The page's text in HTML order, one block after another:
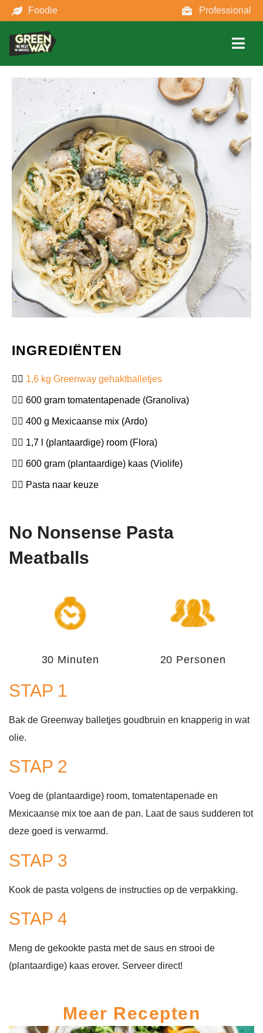
Foodie Professional
INGREDIËNTEN
1,6 kg Greenway gehaktballetjes
600 gram tomatentapenade (Granoliva)
400 g Mexicaanse mix (Ardo)
1,7 l (plantaardige) room (Flora)
600 gram (plantaardige) kaas (Violife)
Pasta naar keuze
No Nonsense Pasta
Meatballs
30 Minuten 20 Personen
STAP 1
Bak de Greenway balletjes goudbruin en knapperig in wat
olie.
STAP 2
Voeg de (plantaardige) room, tomatentapenade en
Mexicaanse mix toe aan de pan. Laat de saus sudderen tot
deze goed is verwarmd.
STAP 3
Kook de pasta volgens de instructies op de verpakking.
STAP 4
Meng de gekookte pasta met de saus en strooi de
(plantaardige) kaas erover. Serveer direct!
Meer Recepten